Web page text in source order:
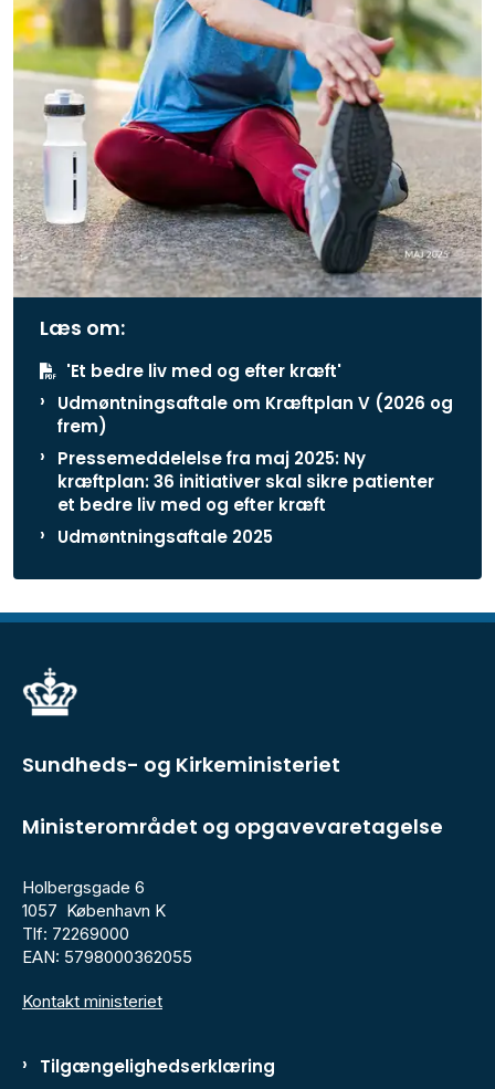
Læs om:
'Et bedre liv med og efter kræft'
Udmøntningsaftale om Kræftplan V (2026 og
frem)
Pressemeddelelse fra maj 2025: Ny
kræftplan: 36 initiativer skal sikre patienter
et bedre liv med og efter kræft
Udmøntningsaftale 2025
Sundheds- og Kirkeministeriet
Ministerområdet og opgavevaretagelse
Holbergsgade 6
1057 København K
Tlf: 72269000
EAN: 5798000362055
Kontakt ministeriet
Tilgængelighedserklæring